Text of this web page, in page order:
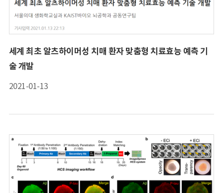
세계 최초 알츠하이머성 치매 환자 맞춤형 치료효능 예측 기
술 개발
2021-01-13